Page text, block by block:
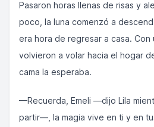
Pasaron horas llenas de risas y
poco, la luna comenzó a
era hora de regresar a casa. Con
volvieron a volar hacia el hogar
cama la esperaba.
—Recuerda, Emeli —dijo Lila
partir—, la magia vive en ti y en